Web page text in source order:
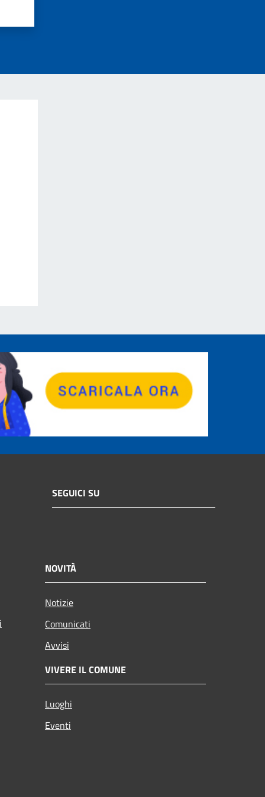
SEGUICI SU
NOVITÀ
Notizie
Comunicati
Avvisi
VIVERE IL COMUNE
Luoghi
Eventi